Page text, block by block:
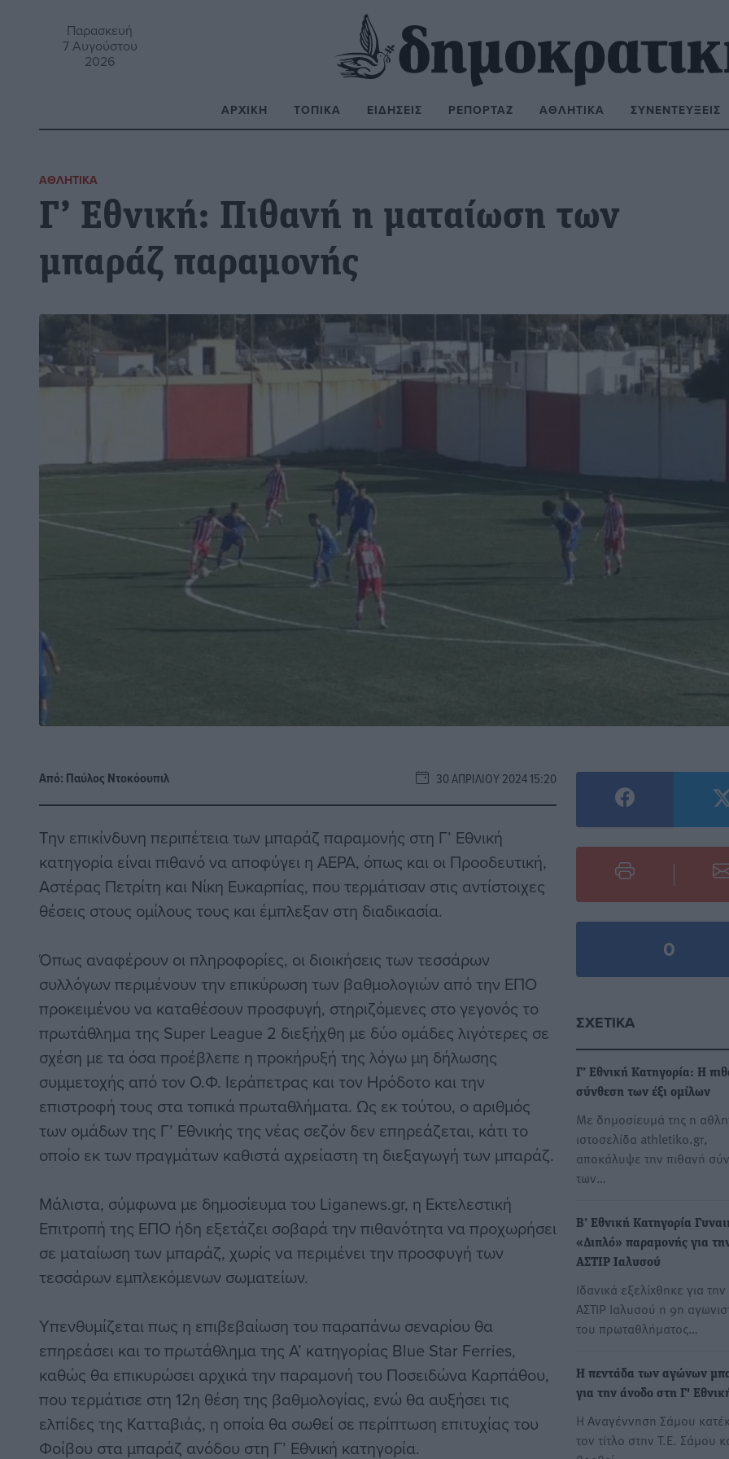
Παρασκευή
7 Αυγούστου
2026
ΑΡΧΙΚΉ ΤΟΠΙΚΆ ΕΙΔΉΣΕΙΣ ΡΕΠΟΡΤΆΖ ΑΘΛΗΤΙΚΆ ΣΥΝΕΝΤΕΎΞΕΙΣ
ΑΘΛΗΤΙΚΆ
Γ’ Εθνική: Πιθανή η ματαίωση των
μπαράζ παραμονής
Από: Παύλος Nτοκόουπιλ 30 ΑΠΡΙΛΊΟΥ 2024 15:20
Την επικίνδυνη περιπέτεια των μπαράζ παραμονής στη Γ’ Εθνική
κατηγορία είναι πιθανό να αποφύγει η ΑΕΡΑ, όπως και οι Προοδευτική,
Αστέρας Πετρίτη και Νίκη Ευκαρπίας, που τερμάτισαν στις αντίστοιχες
θέσεις στους ομίλους τους και έμπλεξαν στη διαδικασία.
Όπως αναφέρουν οι πληροφορίες, οι διοικήσεις των τεσσάρων
συλλόγων περιμένουν την επικύρωση των βαθμολογιών από την ΕΠΟ
προκειμένου να καταθέσουν προσφυγή, στηριζόμενες στο γεγονός το
πρωτάθλημα της Super League 2 διεξήχθη με δύο ομάδες λιγότερες σε
σχέση με τα όσα προέβλεπε η προκήρυξή της λόγω μη δήλωσης
συμμετοχής από τον Ο.Φ. Ιεράπετρας και τον Ηρόδοτο και την
επιστροφή τους στα τοπικά πρωταθλήματα. Ως εκ τούτου, ο αριθμός
των ομάδων της Γ’ Εθνικής της νέας σεζόν δεν επηρεάζεται, κάτι το
οποίο εκ των πραγμάτων καθιστά αχρείαστη τη διεξαγωγή των μπαράζ.
Μάλιστα, σύμφωνα με δημοσίευμα του Liganews.gr, η Εκτελεστική
Επιτροπή της ΕΠΟ ήδη εξετάζει σοβαρά την πιθανότητα να προχωρήσει
σε ματαίωση των μπαράζ, χωρίς να περιμένει την προσφυγή των
τεσσάρων εμπλεκόμενων σωματείων.
Υπενθυμίζεται πως η επιβεβαίωση του παραπάνω σεναρίου θα
επηρεάσει και το πρωτάθλημα της Α’ κατηγορίας Blue Star Ferries,
καθώς θα επικυρώσει αρχικά την παραμονή του Ποσειδώνα Καρπάθου,
που τερμάτισε στη 12η θέση της βαθμολογίας, ενώ θα αυξήσει τις
ελπίδες της Κατταβιάς, η οποία θα σωθεί σε περίπτωση επιτυχίας του
Φοίβου στα μπαράζ ανόδου στη Γ’ Εθνική κατηγορία.
0
ΣΧΕΤΙΚΆ
Γ’ Εθνική Κατηγορία: Η
σύνθεση των έξι ομίλων
Με δημοσίευμά της η
ιστοσελίδα athletiko.gr,
αποκάλυψε την πιθανή
των…
Β’ Εθνική Κατηγορία
«Διπλό» παραμονής για
ΑΣΤΙΡ Ιαλυσού
Ιδανικά εξελίχθηκε για την
ΑΣΤΙΡ Ιαλυσού η 9η
του πρωταθλήματος…
Η πεντάδα των αγώνων
για την άνοδο στη Γ'
Η Αναγέννηση Σάμου
τον τίτλο στην Τ.Ε. Σάμου